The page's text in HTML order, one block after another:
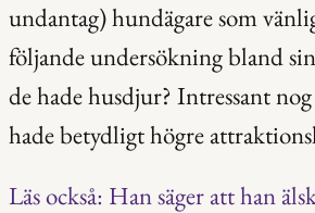
undantag) hundägare som
följande undersökning bland
de hade husdjur? Intressant
hade betydligt högre
Läs också: Han säger att han